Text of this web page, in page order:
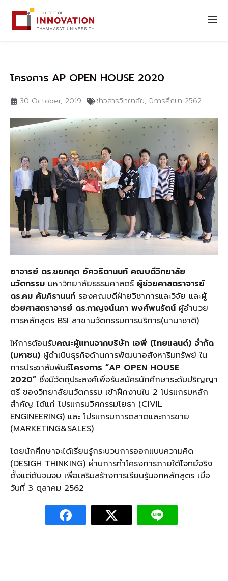
โครงการ AP OPEN HOUSE 2020
30 October, 2019 ข่าวสารวิทยาลัย, ปีการศึกษา 2562
อาจารย์ ดร.ชยกฤต อัศวธิตานนท์ คณบดีวิทยาลัย
นวัตกรรม มหาวิทยาลัยธรรมศาสตร์ ผู้ช่วยศาสตราจารย์
ดร.คม คัมภิรานนท์ รองคณบดีฝ่ายวิชาการและวิจัย และผู้
ช่วยศาสตราจารย์ ดร.กาญจน์นภา พงศ์พนรัตน์ ผู้อำนวย
การหลักสูตร BSI สาขานวัตกรรมการบริการ(นานาชาติ)
ให้การต้อนรับคณะผู้แทนจากบริษัท เอพี (ไทยแลนด์) จำกัด
(มหาชน) ผู้ดำเนินธุรกิจด้านการพัฒนาอสังหาริมทรัพย์ ใน
การประชาสัมพันธ์โครงการ “AP OPEN HOUSE
2020” ซึ่งมีวัตถุประสงค์เพื่อรับสมัครนักศึกษาระดับปริญญา
ตรี ของวิทยาลัยนวัตกรรม เข้าฝึกงานใน 2 โปรแกรมหลัก
สำคัญ ได้แก่ โปรแกรมวิศกรรมโยธา (CIVIL
ENGINEERING) และ โปรแกรมการตลาดและการขาย
(MARKETING&SALES)
โดยนักศึกษาจะได้เรียนรู้กระบวนการออกแบบความคิด
(DESIGH THINKING) ผ่านการทำโครงการภายใต้โจทย์จริง
ตั้งแต่ต้นจนจบ เพื่อเสริมสร้างการเรียนรู้นอกหลักสูตร เมื่อ
วันที่ 3 ตุลาคม 2562